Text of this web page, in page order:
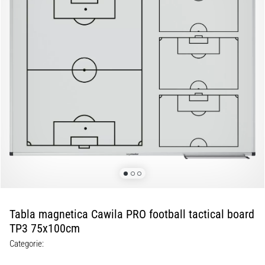
Tabla magnetica Cawila PRO football tactical board
TP3 75x100cm
Categorie: